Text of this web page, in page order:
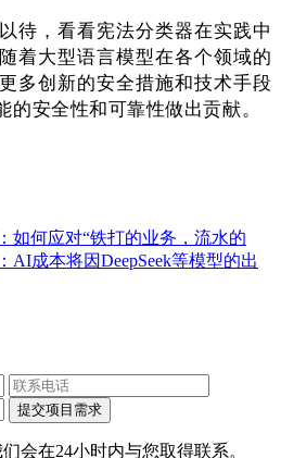
，看看宪法分类器在实践中
着大型语言模型在各个领域的
多创新的安全措施和技术手段
安全性和可靠性做出贡献。
如何应对“铁打的业务，流水的
AI成本将因DeepSeek等模型的出
会在24小时内与您取得联系。